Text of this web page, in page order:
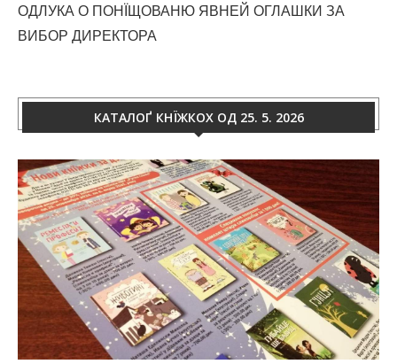
ОДЛУКА О ПОНЇЩОВАНЮ ЯВНЕЙ ОГЛАШКИ ЗА
ВИБОР ДИРЕКТОРА
КАТАЛОҐ КНЇЖКОХ ОД 25. 5. 2026